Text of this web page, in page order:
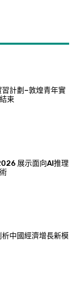
習計劃–敦煌青年實
束
展示面向AI推理
中國經濟增長新模